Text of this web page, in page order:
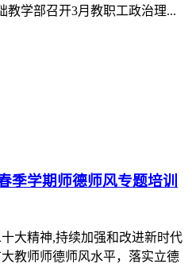
教学部召开3月教职工政治理...
季学期师德师风专题培训
大精神,持续加强和改进新时代
教师师德师风水平，落实立德